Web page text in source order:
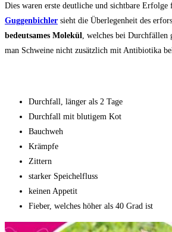
Dies waren erste deutliche und sichtbare
Guggenbichler sieht die Überlegenheit des
bedeutsames Molekül
, welches bei
man Schweine nicht zusätzlich mit Antibiotika
Durchfall, länger als 2 Tage
Durchfall mit blutigem Kot
Bauchweh
Krämpfe
Zittern
starker Speichelfluss
keinen Appetit
Fieber, welches höher als 40 Grad ist